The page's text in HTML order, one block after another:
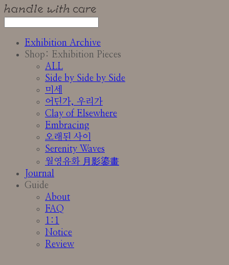
Exhibition Archive
Shop: Exhibition Pieces
ALL
Side by Side by Side
미세
어딘가, 우리가
Clay of Elsewhere
Embracing
오래된 사이
Serenity Waves
월영유화 月影鎏畫
Journal
Guide
About
FAQ
1:1
Notice
Review